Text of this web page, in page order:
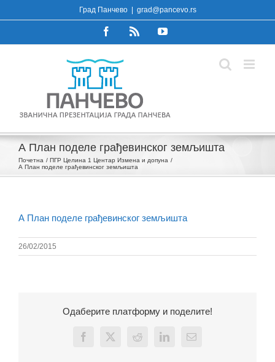
to
Град Панчево grad@pancevo.rs
FacebookRss YouTube
А План поделе грађевинског земљишта
Почетна
ПГР Целина 1 Центар Измена и допуна
А План поделе грађевинског земљишта
А План поделе грађевинског земљишта
26/02/2015
Одаберите платформу и поделите!
Facebook
X Reddit LinkedInEmail